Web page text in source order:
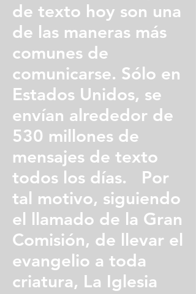
de texto hoy son una
de las maneras más
comunes de
comunicarse. Sólo en
Estados Unidos, se
envían alrededor de
530 millones de
mensajes de texto
todos los días. Por
tal motivo, siguiendo
el llamado de la Gran
Comisión, de llevar el
evangelio a toda
criatura, La Iglesia